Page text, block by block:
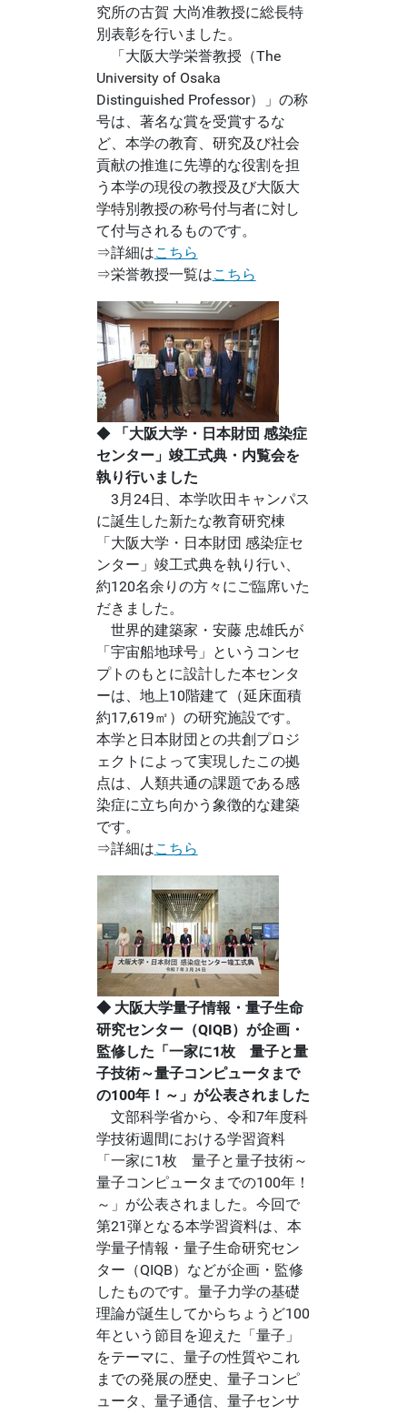
究所の古賀 大尚准教授に総長特
別表彰を行いました。
「大阪大学栄誉教授（The
University of Osaka
Distinguished Professor）」の称
号は、著名な賞を受賞するな
ど、本学の教育、研究及び社会
貢献の推進に先導的な役割を担
う本学の現役の教授及び大阪大
学特別教授の称号付与者に対し
て付与されるものです。
⇒詳細はこちら
⇒栄誉教授一覧はこちら
◆
「大阪大学・日本財団 感染症
センター」竣工式典・内覧会を
執り行いました
3月24日、本学吹田キャンパス
に誕生した新たな教育研究棟
「大阪大学・日本財団 感染症セ
ンター」竣工式典を執り行い、
約120名余りの方々にご臨席いた
だきました。
世界的建築家・安藤 忠雄氏が
「宇宙船地球号」というコンセ
プトのもとに設計した本センタ
ーは、地上10階建て（延床面積
約17,619㎡）の研究施設です。
本学と日本財団との共創プロジ
ェクトによって実現したこの拠
点は、人類共通の課題である感
染症に立ち向かう象徴的な建築
です。
⇒詳細はこちら
◆ 大阪大学量子情報・量子生命
研究センター（QIQB）が企画・
監修した「一家に1枚 量子と量
子技術～量子コンピュータまで
の100年！～」が公表されました
文部科学省から、令和7年度科
学技術週間における学習資料
「一家に1枚 量子と量子技術～
量子コンピュータまでの100年！
～」が公表されました。今回で
第21弾となる本学習資料は、本
学量子情報・量子生命研究セン
ター（QIQB）などが企画・監修
したものです。量子力学の基礎
理論が誕生してからちょうど100
年という節目を迎えた「量子」
をテーマに、量子の性質やこれ
までの発展の歴史、量子コンピ
ュータ、量子通信、量子センサ